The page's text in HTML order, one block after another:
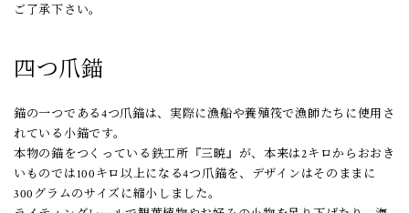
ご了承下さい。
四つ爪錨
錨の一つである4つ爪錨は、実際に漁船や養殖筏で漁師たちに使用さ
れている小錨です。
本物の錨をつくっている鉄工所『三暁』が、本来は2キロからおおき
いものでは100キロ以上になる4つ爪錨を、デザインはそのままに
300グラムのサイズに縮小しました。